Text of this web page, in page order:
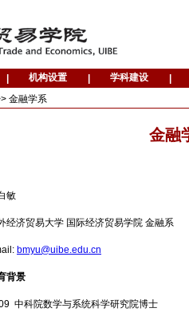
金融学系
金融
敏
经济贸易大学 国际经济贸易学院 金融系
bmyu@uibe.edu.cn
背景
中科院数学与系统科学研究院博士